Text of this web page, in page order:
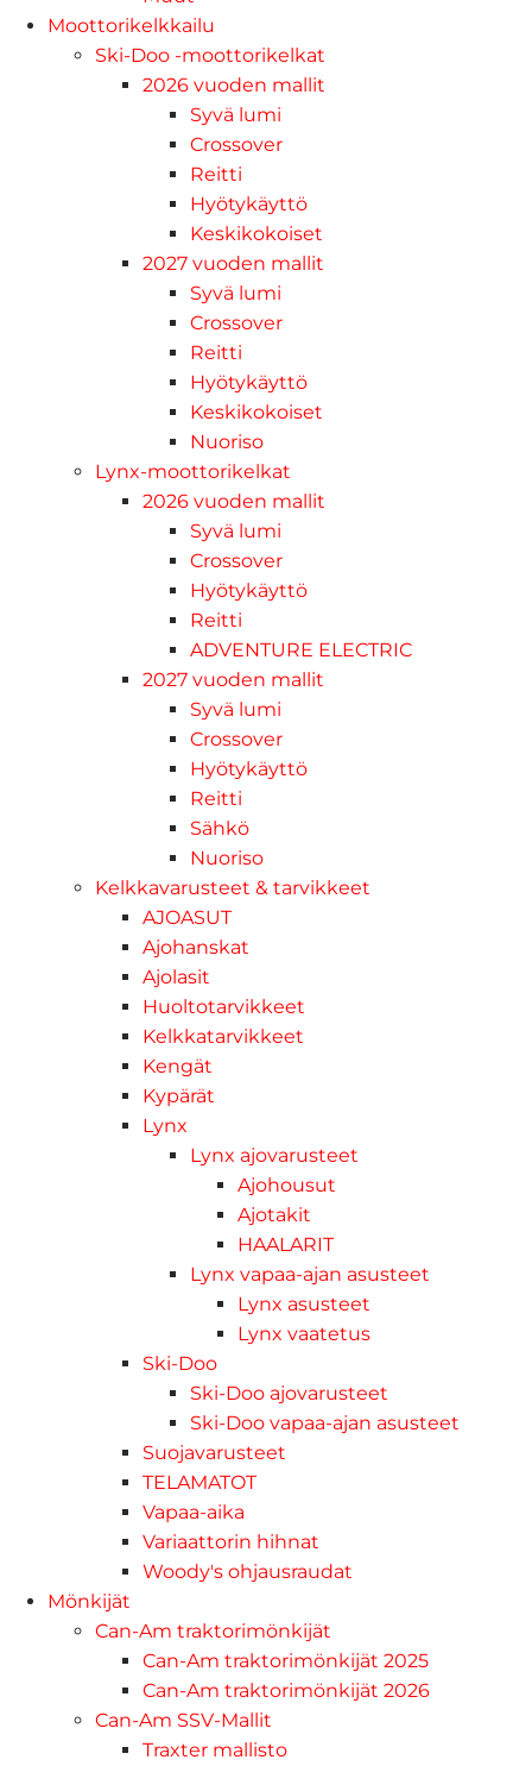
Moottorikelkkailu
Ski-Doo -moottorikelkat
2026 vuoden mallit
Syvä lumi
Crossover
Reitti
Hyötykäyttö
Keskikokoiset
2027 vuoden mallit
Syvä lumi
Crossover
Reitti
Hyötykäyttö
Keskikokoiset
Nuoriso
Lynx-moottorikelkat
2026 vuoden mallit
Syvä lumi
Crossover
Hyötykäyttö
Reitti
ADVENTURE ELECTRIC
2027 vuoden mallit
Syvä lumi
Crossover
Hyötykäyttö
Reitti
Sähkö
Nuoriso
Kelkkavarusteet & tarvikkeet
AJOASUT
Ajohanskat
Ajolasit
Huoltotarvikkeet
Kelkkatarvikkeet
Kengät
Kypärät
Lynx
Lynx ajovarusteet
Ajohousut
Ajotakit
HAALARIT
Lynx vapaa-ajan asusteet
Lynx asusteet
Lynx vaatetus
Ski-Doo
Ski-Doo ajovarusteet
Ski-Doo vapaa-ajan asusteet
Suojavarusteet
TELAMATOT
Vapaa-aika
Variaattorin hihnat
Woody's ohjausraudat
Mönkijät
Can-Am traktorimönkijät
Can-Am traktorimönkijät 2025
Can-Am traktorimönkijät 2026
Can-Am SSV-Mallit
Traxter mallisto